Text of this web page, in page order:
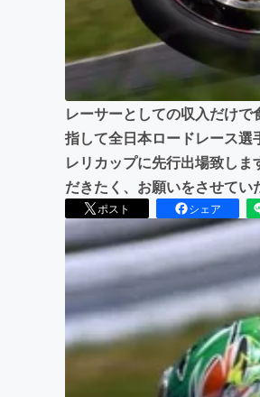
レーサーとしての収入だけ
指して全日本ロードレース
レリカップに先行出場致し
だきたく、お願いをさせてい
ポスト シェア